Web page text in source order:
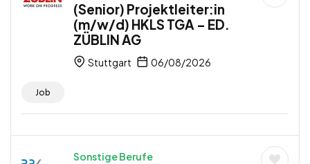
(Senior) Projektleiter:in
(m/w/d) HKLS TGA – ED.
ZÜBLIN AG
Stuttgart 06/08/2026
Job
Sonstige Berufe